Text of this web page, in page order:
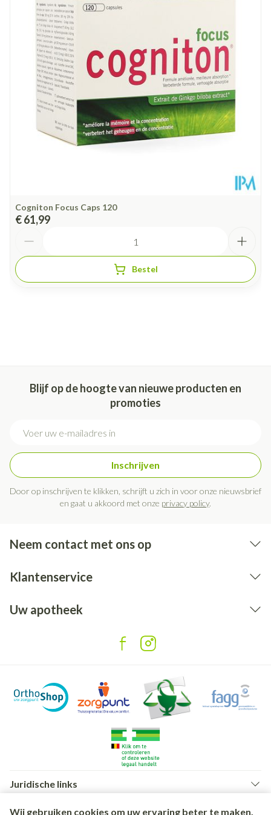
Wij gebruiken cookies om uw ervaring beter te maken.
Diepte 75 mm
Behoud Kamertemperatuur (15°C - 25°C)
Cogniton Focus Caps 120
€ 61,99
Bestel
Blijf op de hoogte van nieuwe producten en
promoties
Inschrijven
Door op inschrijven te klikken, schrijft u zich in voor onze nieuwsbrief
en gaat u akkoord met onze privacy policy.
Neem contact met ons op
Klantenservice
Uw apotheek
Juridische links